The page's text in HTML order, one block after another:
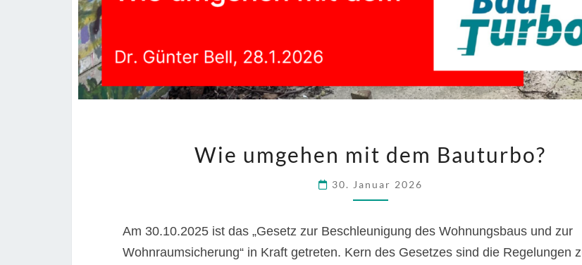
UMGEHEN
DEM
Wie umgehen mit dem Bauturbo?
30. Januar 2026
Am 30.10.2025 ist das „Gesetz zur Beschleunigung des Wohnungsbaus und zur
Wohnraumsicherung“ in Kraft getreten. Kern des Gesetzes sind die Regelungen